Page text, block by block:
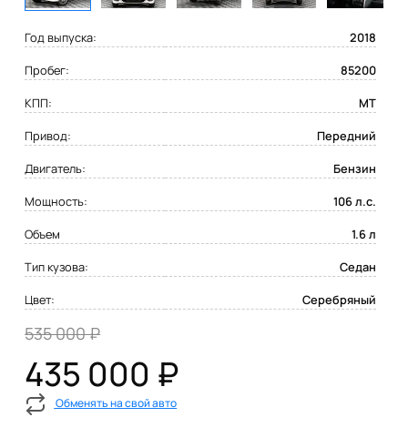
Год выпуска:
2018
Пробег:
85200
КПП:
MT
Привод:
Передний
Двигатель:
Бензин
Мощность:
106 л.с.
Объем
1.6 л
Тип кузова:
Седан
Цвет:
Серебряный
535 000 ₽
435 000 ₽
Обменять на свой авто